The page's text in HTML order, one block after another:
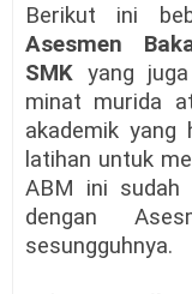
Berikut ini
Asesmen
SMK yang
minat murida
akademik yang
latihan untuk
ABM ini sudah
dengan
sesungguhnya.